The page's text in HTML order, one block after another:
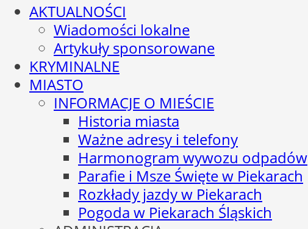
AKTUALNOŚCI
Wiadomości lokalne
Artykuły sponsorowane
KRYMINALNE
MIASTO
INFORMACJE O MIEŚCIE
Historia miasta
Ważne adresy i telefony
Harmonogram wywozu odpadów
Parafie i Msze Święte w Piekarach
Rozkłady jazdy w Piekarach
Pogoda w Piekarach Śląskich